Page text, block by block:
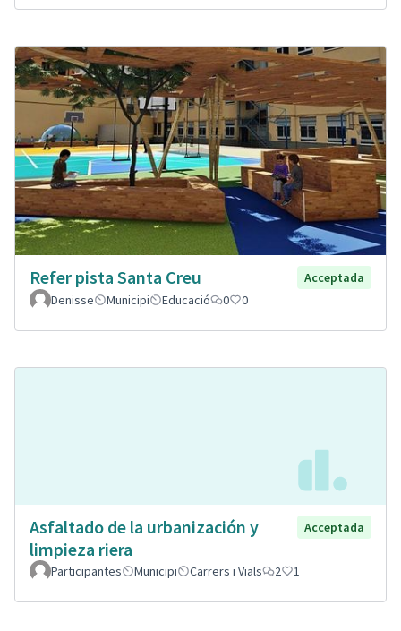
Refer pista Santa Creu
Acceptada
Denisse
Municipi Educació 0 0
Asfaltado de la urbanización y
limpieza riera
Acceptada
Participantes Municipi Carrers i Vials 2 1